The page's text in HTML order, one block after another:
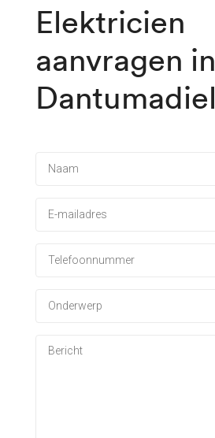
Elektricien
aanvragen in
Dantumadiel